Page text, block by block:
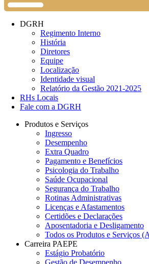
DGRH
Regimento Interno
História
Diretores
Equipe
Localização
Identidade visual
Relatório da Gestão 2021-2025
RHs Locais
Fale com a DGRH
Produtos e Serviços
Ingresso
Desempenho
Extra Quadro
Pagamento e Benefícios
Psicologia do Trabalho
Saúde Ocupacional
Segurança do Trabalho
Rotinas Administrativas
Licenças e Afastamentos
Certidões e Declarações
Aposentadoria e Desligamento
Todos os Produtos e Serviços
Carreira PAEPE
Estágio Probatório